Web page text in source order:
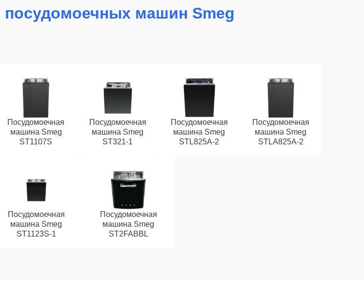
посудомоечных машин Smeg
Посудомоечная
машина Smeg
ST1107S
Посудомоечная
машина Smeg
ST321-1
Посудомоечная
машина Smeg
STL825A-2
Посудомоечная
машина Smeg
STLA825A-2
Посудомоечная
машина Smeg
ST1123S-1
Посудомоечная
машина Smeg
ST2FABBL